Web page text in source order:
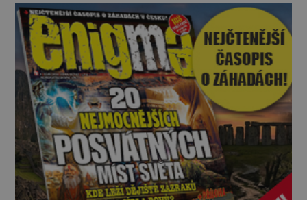
kromě syrových bobů. Příběh se rychle stává
jednou z největších záhad středověké Anglie a ani
po téměř devíti stech letech není